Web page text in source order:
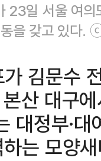
23일 서울 여
을 갖고 있다.
김문수
산 대구
대정부·
는 모양